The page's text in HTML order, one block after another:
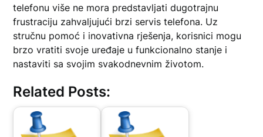
telefonu više ne mora predstavljati dugotrajnu
frustraciju zahvaljujući brzi servis telefona. Uz
stručnu pomoć i inovativna rješenja, korisnici mogu
brzo vratiti svoje uređaje u funkcionalno stanje i
nastaviti sa svojim svakodnevnim životom.
Related Posts: